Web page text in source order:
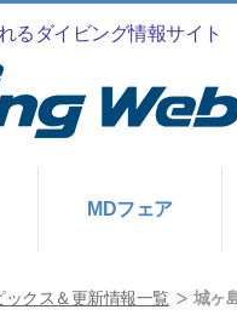
るダイビング情報サイト
MDフェア
ックス＆更新情報一覧 城ヶ